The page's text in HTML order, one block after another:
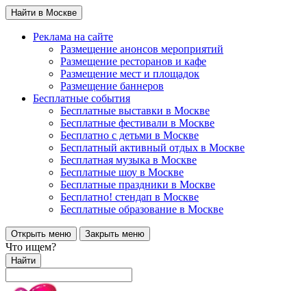
Найти в Москве
Реклама на сайте
Размещение анонсов мероприятий
Размещение ресторанов и кафе
Размещение мест и площадок
Размещение баннеров
Бесплатные события
Бесплатные выставки в Москве
Бесплатные фестивали в Москве
Бесплатно с детьми в Москве
Бесплатный активный отдых в Москве
Бесплатная музыка в Москве
Бесплатные шоу в Москве
Бесплатные праздники в Москве
Бесплатно! стендап в Москве
Бесплатные образование в Москве
Открыть меню Закрыть меню
Что ищем?
Найти